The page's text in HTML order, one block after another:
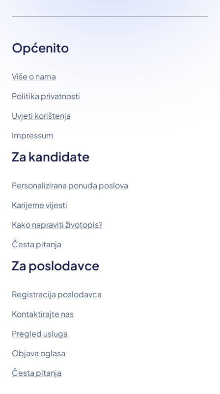
Općenito
Više o nama
Politika privatnosti
Uvjeti korištenja
Impressum
Za kandidate
Personalizirana ponuda poslova
Karijerne vijesti
Kako napraviti životopis?
Česta pitanja
Za poslodavce
Registracija poslodavca
Kontaktirajte nas
Pregled usluga
Objava oglasa
Česta pitanja